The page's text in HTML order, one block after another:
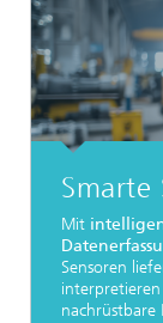
Smarte
Mit
Sensoren
nachrüstbare